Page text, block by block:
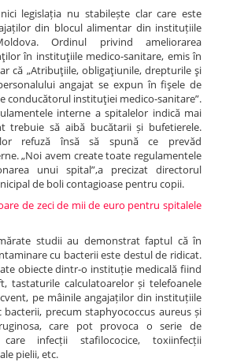
legislația nu stabilește clar care este
din blocul alimentar din instituțiile
Ordinul privind ameliorarea
în instituţiile medico-sanitare, emis în
că „Atribuţiile, obligaţiunile, drepturile şi
angajat se expun în fişele de
conducătorul instituţiei medico-sanitare”.
interne a spitalelor indică mai
trebuie să aibă bucătarii și bufetierele.
refuză însă să spună ce prevăd
„Noi avem create toate regulamentele
unui spital”,a precizat directorul
de boli contagioase pentru copii.
de zeci de mii de euro pentru spitalele
studii au demonstrat faptul că în
cu bacterii este destul de ridicat.
obiecte dintr-o instituție medicală fiind
tastaturile calculatoarelor și telefoanele
pe mâinile angajaților din instituțiile
bacterii, precum staphyococcus aureus și
care pot provoca o serie de
infecții stafilococice, toxiinfecții
pielii, etc.